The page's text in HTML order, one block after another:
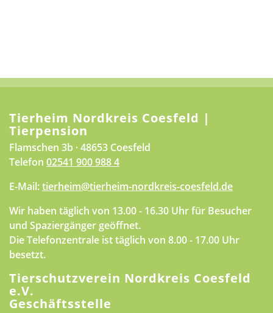
Tierheim Nordkreis Coesfeld |
Tierpension
Flamschen 3b · 48653 Coesfeld
Telefon 02541 900 988 4
E-Mail:tierheim@tierheim-nordkreis-coesfeld.de
Wir haben täglich von 13.00 - 16.30 Uhr für Besucher
und Spaziergänger geöffnet.
Die Telefonzentrale ist täglich von 8.00 - 17.00 Uhr
besetzt.
Tierschutzverein Nordkreis Coesfeld
e.V.
Geschäftsstelle